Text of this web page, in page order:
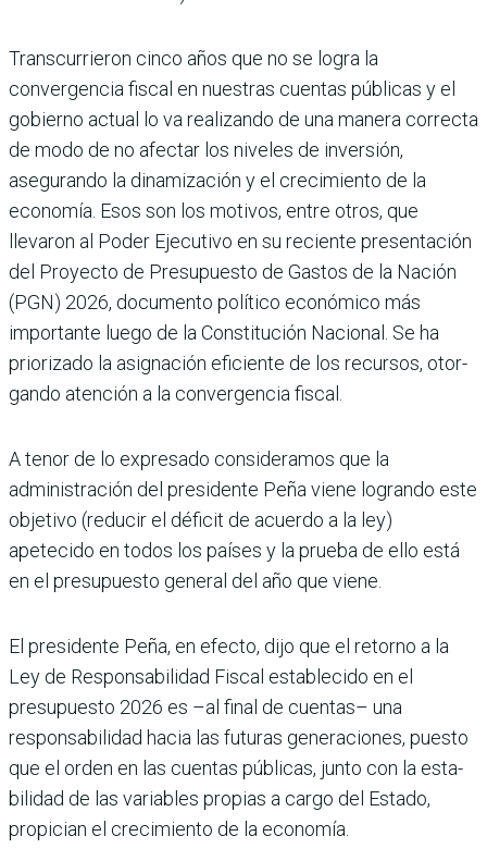
Transcurrieron cinco años que no se logra la
convergencia fiscal en nuestras cuentas públicas y el
gobierno actual lo va realizando de una manera correcta
de modo de no afec­tar los niveles de inversión,
asegurando la dinamización y el crecimiento de la
econo­mía. Esos son los motivos, entre otros, que
llevaron al Poder Ejecutivo en su reciente presentación
del Proyecto de Presupuesto de Gastos de la Nación
(PGN) 2026, documento político económico más
importante luego de la Constitución Nacional. Se ha
priorizado la asignación eficiente de los recursos, otor­
gando atención a la convergencia fiscal.
A tenor de lo expresado consideramos que la
administración del presidente Peña viene logrando este
objetivo (reducir el déficit de acuerdo a la ley)
apetecido en todos los paí­ses y la prueba de ello está
en el presupuesto general del año que viene.
El presidente Peña, en efecto, dijo que el retorno a la
Ley de Responsabilidad Fiscal establecido en el
presupuesto 2026 es –al final de cuentas– una
responsabilidad hacia las futuras generaciones, puesto
que el orden en las cuentas públicas, junto con la esta­
bilidad de las variables propias a cargo del Estado,
propician el crecimiento de la eco­nomía.